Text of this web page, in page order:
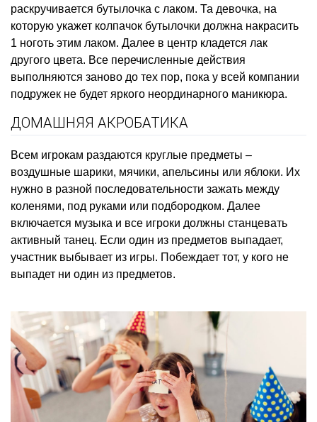
раскручивается бутылочка с лаком. Та девочка, на
которую укажет колпачок бутылочки должна накрасить
1 ноготь этим лаком. Далее в центр кладется лак
другого цвета. Все перечисленные действия
выполняются заново до тех пор, пока у всей компании
подружек не будет яркого неординарного маникюра.
ДОМАШНЯЯ АКРОБАТИКА
Всем игрокам раздаются круглые предметы –
воздушные шарики, мячики, апельсины или яблоки. Их
нужно в разной последовательности зажать между
коленями, под руками или подбородком. Далее
включается музыка и все игроки должны станцевать
активный танец. Если один из предметов выпадает,
участник выбывает из игры. Побеждает тот, у кого не
выпадет ни один из предметов.